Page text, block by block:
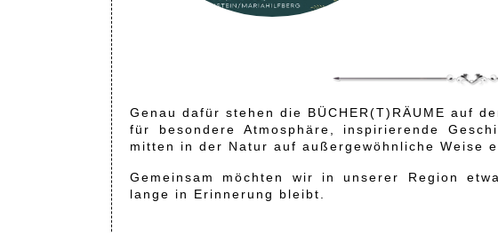
Genau dafür stehen die BÜCHER(T)RÄUME auf
für besondere Atmosphäre, inspirierende
mitten in der Natur auf außergewöhnliche Weise
Gemeinsam möchten wir in unserer Region
lange in Erinnerung bleibt.